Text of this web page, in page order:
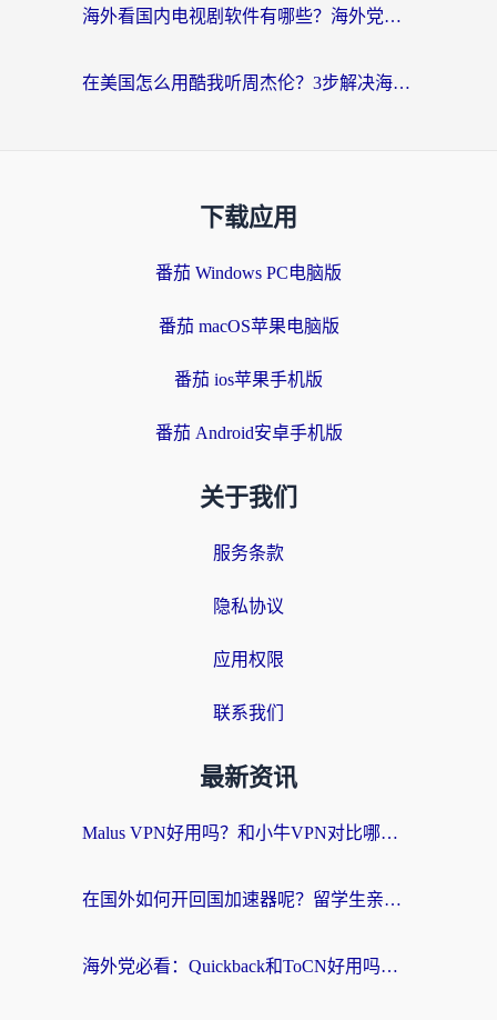
海外看国内电视剧软件有哪些？海外党专属追剧指南来了
在美国怎么用酷我听周杰伦？3步解决海外听歌地域限制，附QQ音乐网易云通用技巧
下载应用
番茄 Windows PC电脑版
番茄 macOS苹果电脑版
番茄 ios苹果手机版
番茄 Android安卓手机版
关于我们
服务条款
隐私协议
应用权限
联系我们
最新资讯
Malus VPN好用吗？和小牛VPN对比哪个回国效果更好？海外党亲测实用指南
在国外如何开回国加速器呢？留学生亲测的无缝访问国内资源指南
海外党必看：Quickback和ToCN好用吗？3分钟选对回国加速器的实用指南